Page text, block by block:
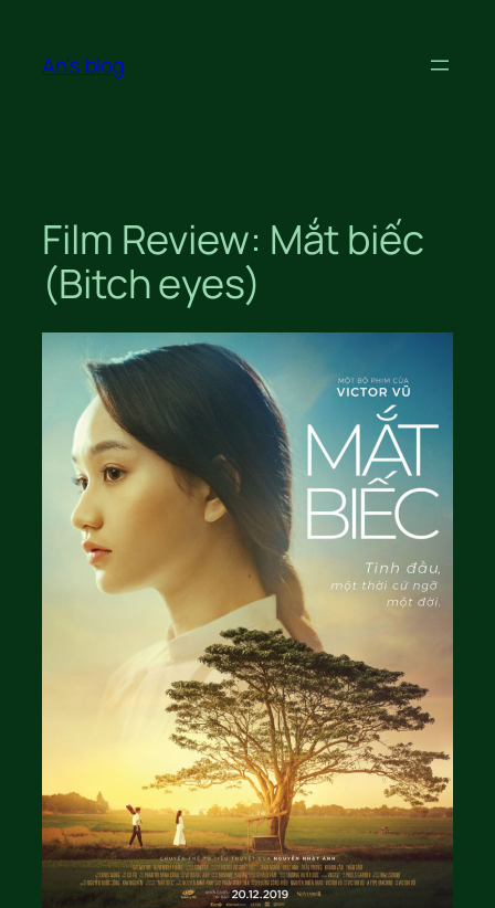
content
An's blog
Film Review: Mắt biếc
(Bitch eyes)